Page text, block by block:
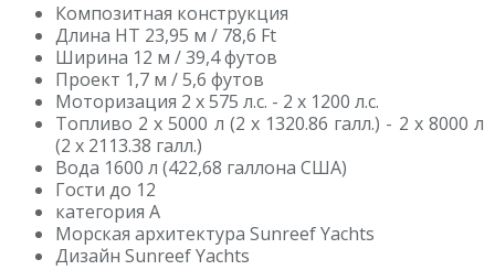
Композитная конструкция
Длина HT 23,95 м / 78,6 Ft
Ширина 12 м / 39,4 футов
Проект 1,7 м / 5,6 футов
Моторизация 2 x 575 л.с. - 2 x 1200 л.с.
Топливо 2 x 5000 л (2 x 1320.86 галл.) - 2 x 8000 л
(2 x 2113.38 галл.)
Вода 1600 л (422,68 галлона США)
Гости до 12
категория А
Морская архитектура Sunreef Yachts
Дизайн Sunreef Yachts